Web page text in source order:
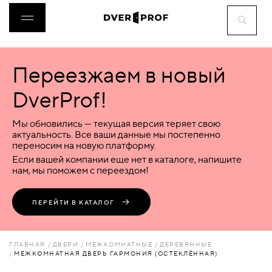
ДВЕРИ
ФУРНИТУРА
ВОРОТА
ПЕРЕГОРОДКИ
Переезжаем в новый
DverProf!
Мы обновились — текущая версия теряет свою
актуальность. Все ваши данные мы постепенно
переносим на новую платформу.
Если вашей компании еще нет в каталоге, напишите
нам, мы поможем с переездом!
ПЕРЕЙТИ В КАТАЛОГ
ГЛАВНАЯ ДВЕРИ МЕЖКОМНАТНЫЕ
ДЕРЕВЯННЫЕ
МЕЖКОМНАТНАЯ ДВЕРЬ ГАРМОНИЯ (ОСТЕКЛЁННАЯ)